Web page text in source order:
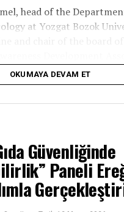
head of the
at Yozgat Bozok
with his studies
bottles and research into
on human health and the
the World and
the main reasons plastic
OKUMAYA DEVAM ET
Güvenliğinde
Paneli